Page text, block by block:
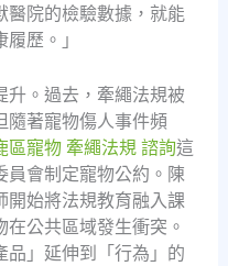
醫院的檢驗數據，就能
歷。」
升。過去，牽繩法規被
隨著寵物傷人事件頻
區寵物 牽繩法規 諮詢這
員會制定寵物公約。陳
開始將法規教育融入課
公共區域發生衝突。
品」延伸到「行為」的